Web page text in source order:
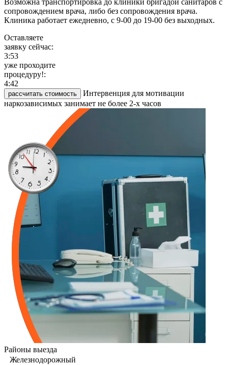
Возможна транспортировка до клиники бригадой санитаров с
сопровождением врача, либо без сопровождения врача.
Клиника работает ежедневно, с 9-00 до 19-00 без выходных.
Оставляете
заявку сейчас:
3:53
уже проходите
процедуру!:
4:42
рассчитать стоимость
Интервенция для мотивации
наркозависимых занимает не более 2-х часов
Районы выезда
Железнодорожный